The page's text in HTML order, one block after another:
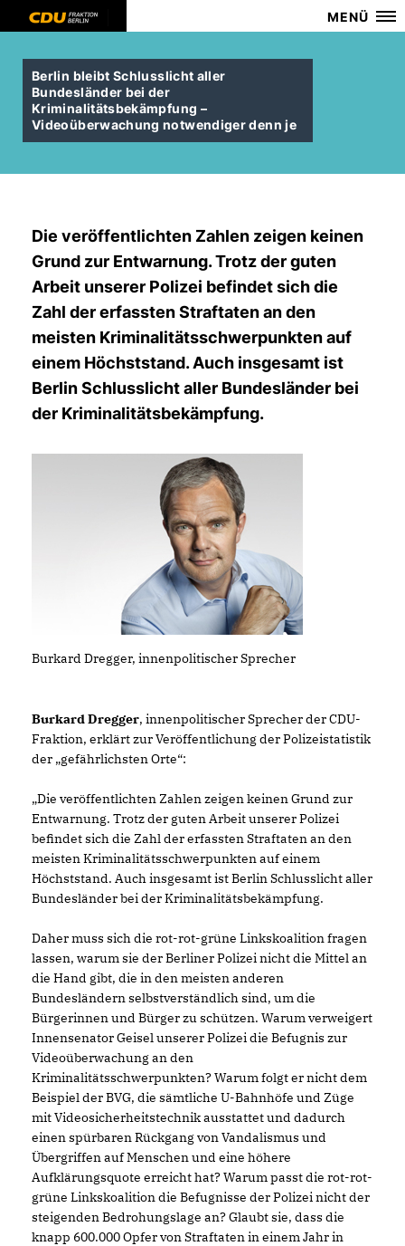
MENÜ
Berlin bleibt Schlusslicht aller
Bundesländer bei der
Kriminalitätsbekämpfung –
Videoüberwachung notwendiger denn je
Die veröffentlichten Zahlen zeigen keinen
Grund zur Entwarnung. Trotz der guten
Arbeit unserer Polizei befindet sich die
Zahl der erfassten Straftaten an den
meisten Kriminalitätsschwerpunkten auf
einem Höchststand. Auch insgesamt ist
Berlin Schlusslicht aller Bundesländer bei
der Kriminalitätsbekämpfung.
Burkard Dregger, innenpolitischer Sprecher
Burkard Dregger, innenpolitischer Sprecher der CDU-
Fraktion, erklärt zur Veröffentlichung der Polizeistatistik
der „gefährlichsten Orte“:
Die veröffentlichten Zahlen zeigen keinen Grund zur
Entwarnung. Trotz der guten Arbeit unserer Polizei
befindet sich die Zahl der erfassten Straftaten an den
meisten Kriminalitätsschwerpunkten auf einem
Höchststand. Auch insgesamt ist Berlin Schlusslicht aller
Bundesländer bei der Kriminalitätsbekämpfung.
Daher muss sich die rot-rot-grüne Linkskoalition fragen
lassen, warum sie der Berliner Polizei nicht die Mittel an
die Hand gibt, die in den meisten anderen
Bundesländern selbstverständlich sind, um die
Bürgerinnen und Bürger zu schützen. Warum verweigert
Innensenator Geisel unserer Polizei die Befugnis zur
Videoüberwachung an den
Kriminalitätsschwerpunkten? Warum folgt er nicht dem
Beispiel der BVG, die sämtliche U-Bahnhöfe und Züge
mit Videosicherheitstechnik ausstattet und dadurch
einen spürbaren Rückgang von Vandalismus und
Übergriffen auf Menschen und eine höhere
Aufklärungsquote erreicht hat? Warum passt die rot-rot-
grüne Linkskoalition die Befugnisse der Polizei nicht der
steigenden Bedrohungslage an? Glaubt sie, dass die
knapp 600.000 Opfer von Straftaten in einem Jahr in